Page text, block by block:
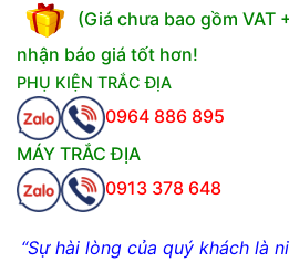
(Giá chưa bao gồm VAT
nhận báo giá tốt hơn!
PHỤ KIỆN TRẮC ĐỊA
0964 886 895
MÁY TRẮC ĐỊA
0913 378 648
“Sự hài lòng của quý khách là